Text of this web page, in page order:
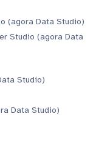
(agora Data Studio)
Studio (agora Data
Studio)
Data Studio)